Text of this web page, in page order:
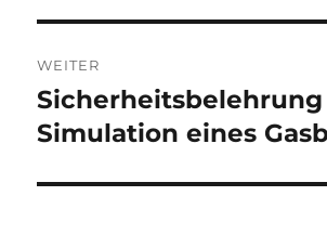
WEITER
Nächster
Beitrag:
Sicherheitsbelehrung
Simulation eines